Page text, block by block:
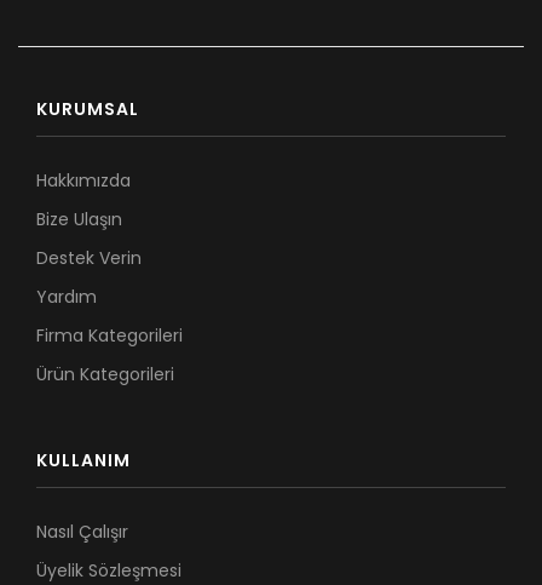
KURUMSAL
Hakkımızda
Bize Ulaşın
Destek Verin
Yardım
Firma Kategorileri
Ürün Kategorileri
KULLANIM
Nasıl Çalışır
Üyelik Sözleşmesi